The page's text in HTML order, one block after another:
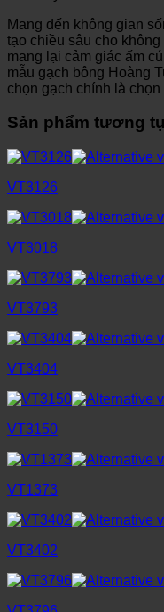
Mang đến không gian
tạo chiều sâu cho
mang lại cảm giác ấm
mẫu gạch bông Hoàng
chọn gạch chính là
Sản phẩm tương
VT3126
VT3018
VT3793
VT3404
VT3150
VT1373
VT3402